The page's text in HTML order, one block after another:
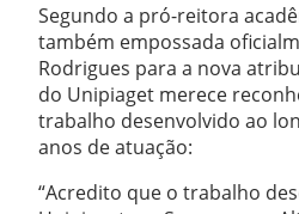
Segundo a pró-reitora
também empossada
Rodrigues para a nova
do Unipiaget merece
trabalho desenvolvido ao
anos de atuação:
“Acredito que o trabalho